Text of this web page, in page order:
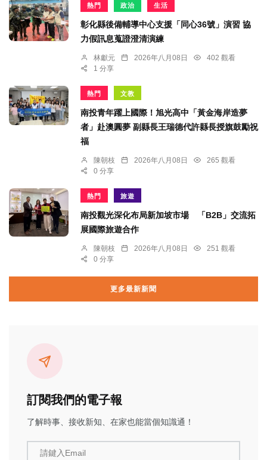
熱門 政治 生活
彰化縣後備輔導中心支援「同心36號」演習 協
力假訊息蒐證澄清演練
林獻元 2026年八月08日
402 觀看
1 分享
熱門 文教
南投青年躍上國際！旭光高中「黃金海岸造夢
者」赴澳圓夢 副縣長王瑞德代許縣長授旗鼓勵祝
福
陳朝枝 2026年八月08日
265 觀看
0 分享
熱門 旅遊
南投觀光深化布局新加坡市場 「B2B」交流拓
展國際旅遊合作
陳朝枝 2026年八月08日
251 觀看
0 分享
更多最新新聞
訂閱我們的電子報
了解時事、接收新知、在家也能當個知識通！
請鍵入Email